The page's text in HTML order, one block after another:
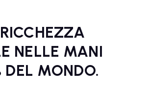
NELLE MANI
DEL MONDO.